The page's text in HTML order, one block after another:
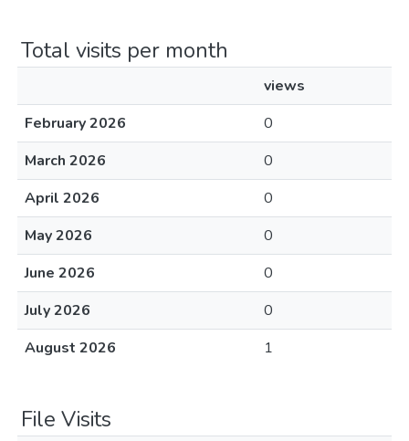
Total visits per month
views
February 2026
0
March 2026
0
April 2026
0
May 2026
0
June 2026
0
July 2026
0
August 2026
1
File Visits